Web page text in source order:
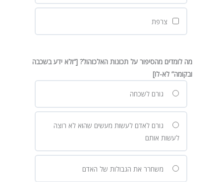
צרפת
מה לומדים מהסיפור על תכונות האלכוהול? [“ולא ידע בשכבה
ובקומה” לא-לו]
גורם לשכחה
גורם לאדם לעשות מעשים שהוא לא רוצה
לעשות אותם
משחרר את הגבולות של האדם